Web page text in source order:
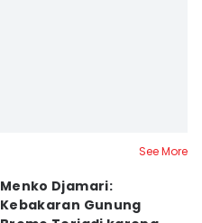
See More
Menko Djamari:
Kebakaran Gunung